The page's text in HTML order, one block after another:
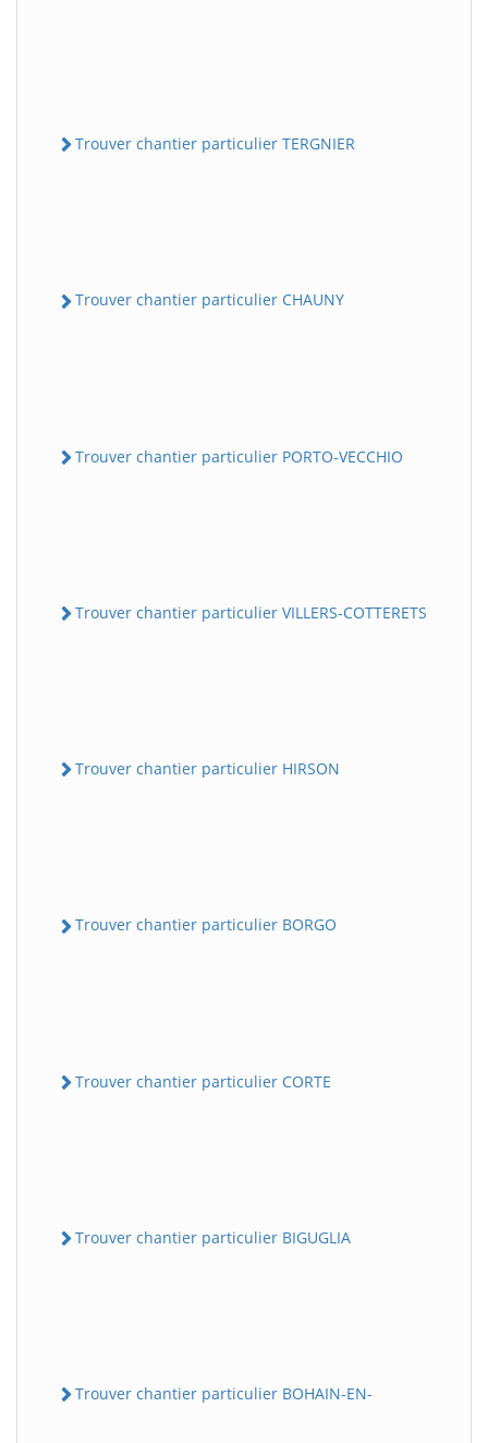
Trouver chantier particulier TERGNIER
Trouver chantier particulier CHAUNY
Trouver chantier particulier PORTO-VECCHIO
Trouver chantier particulier VILLERS-COTTERETS
Trouver chantier particulier HIRSON
Trouver chantier particulier BORGO
Trouver chantier particulier CORTE
Trouver chantier particulier BIGUGLIA
Trouver chantier particulier BOHAIN-EN-